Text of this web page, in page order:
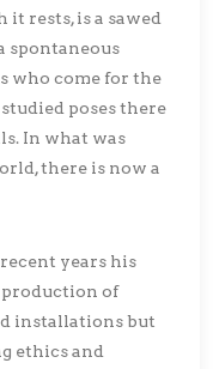
it rests, is a sawed
spontaneous
who come for the
poses there
In what was
there is now a
years his
production of
installations but
ethics and